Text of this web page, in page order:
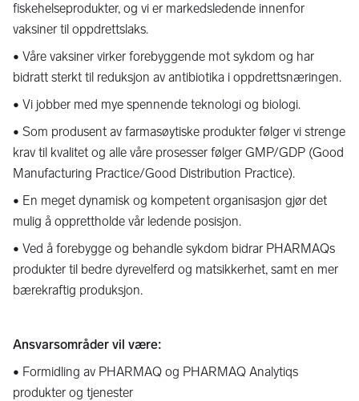
fiskehelseprodukter, og vi er markedsledende innenfor
vaksiner til oppdrettslaks.
• Våre vaksiner virker forebyggende mot sykdom og har
bidratt sterkt til reduksjon av antibiotika i oppdrettsnæringen.
• Vi jobber med mye spennende teknologi og biologi.
• Som produsent av farmasøytiske produkter følger vi strenge
krav til kvalitet og alle våre prosesser følger GMP/GDP (Good
Manufacturing Practice/Good Distribution Practice).
• En meget dynamisk og kompetent organisasjon gjør det
mulig å opprettholde vår ledende posisjon.
• Ved å forebygge og behandle sykdom bidrar PHARMAQs
produkter til bedre dyrevelferd og matsikkerhet, samt en mer
bærekraftig produksjon.
Ansvarsområder vil være:
• Formidling av PHARMAQ og PHARMAQ Analytiqs
produkter og tjenester